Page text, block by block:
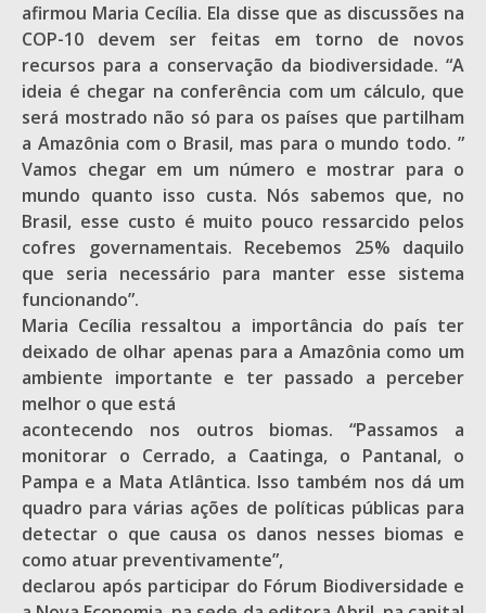
afirmou Maria Cecília. Ela disse que as discussões na
COP-10 devem ser feitas em torno de novos
recursos para a conservação da biodiversidade. “A
ideia é chegar na conferência com um cálculo, que
será mostrado não só para os países que partilham
a Amazônia com o Brasil, mas para o mundo todo. ”
Vamos chegar em um número e mostrar para o
mundo quanto isso custa. Nós sabemos que, no
Brasil, esse custo é muito pouco ressarcido pelos
cofres governamentais. Recebemos 25% daquilo
que seria necessário para manter esse sistema
funcionando”.
Maria Cecília ressaltou a importância do país ter
deixado de olhar apenas para a Amazônia como um
ambiente importante e ter passado a perceber
melhor o que está
acontecendo nos outros biomas. “Passamos a
monitorar o Cerrado, a Caatinga, o Pantanal, o
Pampa e a Mata Atlântica. Isso também nos dá um
quadro para várias ações de políticas públicas para
detectar o que causa os danos nesses biomas e
como atuar preventivamente”,
declarou após participar do Fórum Biodiversidade e